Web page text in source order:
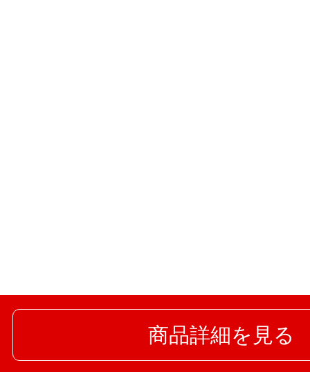
商品詳細を見る